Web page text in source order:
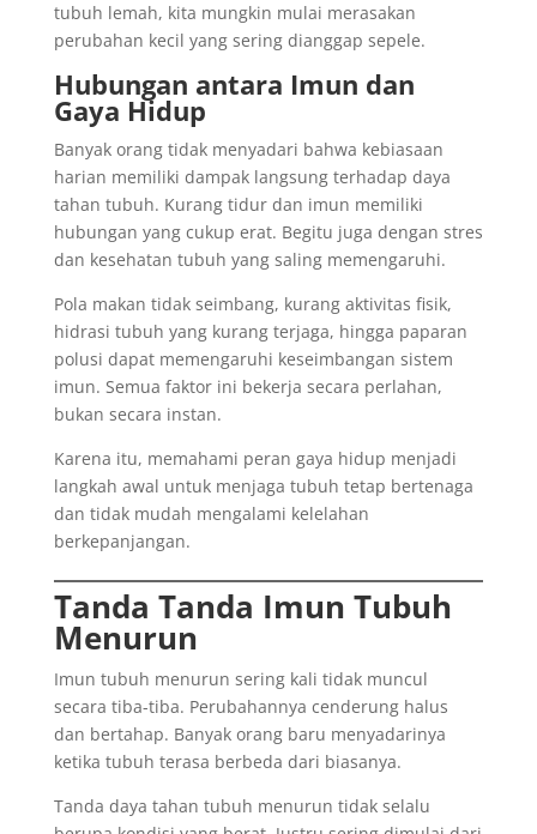
tubuh lemah, kita mungkin mulai merasakan
perubahan kecil yang sering dianggap sepele.
Hubungan antara Imun dan
Gaya Hidup
Banyak orang tidak menyadari bahwa kebiasaan
harian memiliki dampak langsung terhadap daya
tahan tubuh. Kurang tidur dan imun memiliki
hubungan yang cukup erat. Begitu juga dengan stres
dan kesehatan tubuh yang saling memengaruhi.
Pola makan tidak seimbang, kurang aktivitas fisik,
hidrasi tubuh yang kurang terjaga, hingga paparan
polusi dapat memengaruhi keseimbangan sistem
imun. Semua faktor ini bekerja secara perlahan,
bukan secara instan.
Karena itu, memahami peran gaya hidup menjadi
langkah awal untuk menjaga tubuh tetap bertenaga
dan tidak mudah mengalami kelelahan
berkepanjangan.
Tanda Tanda Imun Tubuh
Menurun
Imun tubuh menurun sering kali tidak muncul
secara tiba-tiba. Perubahannya cenderung halus
dan bertahap. Banyak orang baru menyadarinya
ketika tubuh terasa berbeda dari biasanya.
Tanda daya tahan tubuh menurun tidak selalu